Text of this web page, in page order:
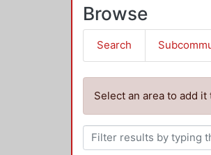
Browse
Search
Select an area to add